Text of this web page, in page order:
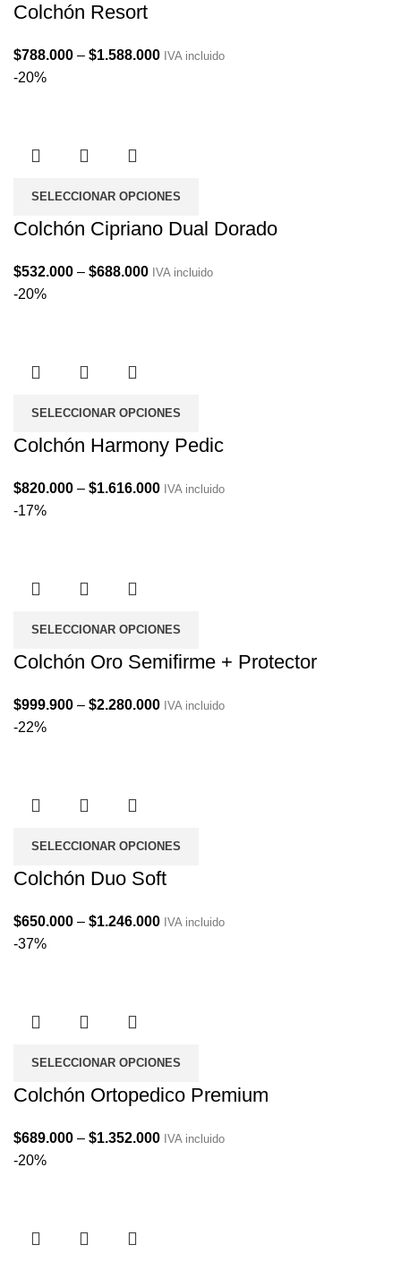
Colchón Resort
$788.000 – $1.588.000Price
IVA incluido
-20%
SELECCIONAR OPCIONES
Colchón Cipriano Dual Dorado
$532.000 – $688.000Price
IVA incluido
-20%
SELECCIONAR OPCIONES
Colchón Harmony Pedic
$820.000 – $1.616.000Price
IVA incluido
-17%
SELECCIONAR OPCIONES
Colchón Oro Semifirme + Protector
$999.900 – $2.280.000Price
IVA incluido
-22%
SELECCIONAR OPCIONES
Colchón Duo Soft
$650.000 – $1.246.000Price
IVA incluido
-37%
SELECCIONAR OPCIONES
Colchón Ortopedico Premium
$689.000 – $1.352.000Price
IVA incluido
-20%